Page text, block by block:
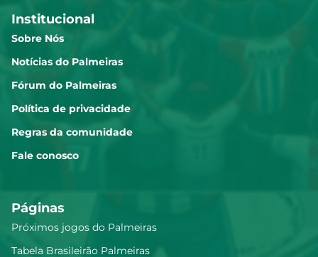
Institucional
Sobre Nós
Notícias do Palmeiras
Fórum do Palmeiras
Política de privacidade
Regras da comunidade
Fale conosco
Páginas
Próximos jogos do Palmeiras
Tabela Brasileirão Palmeiras